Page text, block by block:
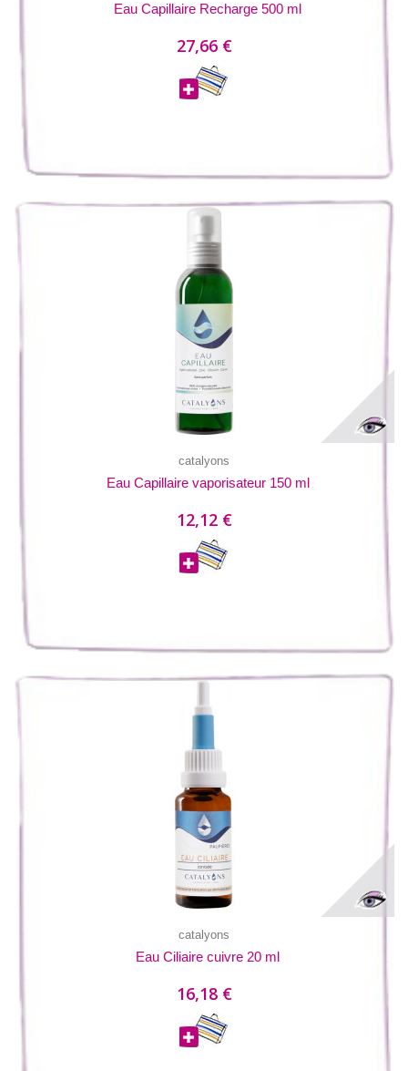
Eau Capillaire Recharge 500 ml
27,66 €
catalyons
Eau Capillaire vaporisateur 150 ml
12,12 €
catalyons
Eau Ciliaire cuivre 20 ml
16,18 €